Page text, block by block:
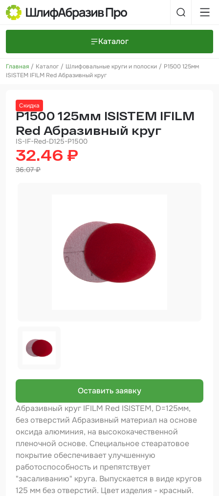
Каталог
О компании
Шлифовальные круги и полоски
Полировальные круги и пасты
Биндер
Краскопульты и Аэрографы
Добавки
Шлифовальные ленты
Разбавитель
Протирочные материалы
Маскировочные материалы
Очищающая глина
Главная Каталог Шлифовальные круги и полоски
P1500 125мм
ISISTEM IFILM Red Абразивный круг
Скидка
P1500 125мм ISISTEM IFILM
Red Абразивный круг
IS-IF-Red-D125-P1500
32.46 ₽
36.07 ₽
Оставить заявку
Абразивный круг IFILM Red ISISTEM, D=125мм,
без отверстий Абразивный материал на основе
оксида алюминия, на высококачественной
пленочной основе. Специальное стеаратовое
покрытие обеспечивает улучшенную
работоспособность и препятствует
"засаливанию" круга. Выпускается в виде кругов
125 мм без отверстий. Цвет изделия - красный.